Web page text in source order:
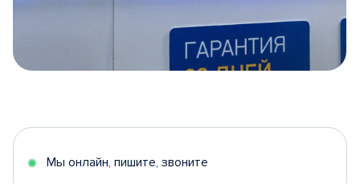
5
Мы онлайн, пишите, звоните